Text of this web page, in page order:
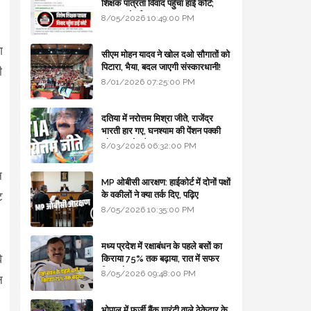
शिक्षक पात्रता विवाद पहुँचा हाई कोर्ट;
सरकार से माँगा जवाब
8/05/2026 10:49:00 PM
सीएम मोहन यादव ने खोल दओ सौगातों को
पिटारा, भैया, बदल जाएगी संस्कारधानी!
8/01/2026 07:25:00 PM
दतिया में नरोत्तम मिश्रा जीते, राजेंद्र
भारती हार गए, घनश्याम की पेंशन पक्की
और आशुतोष बैक टू...
8/03/2026 06:32:00 PM
MP ओबीसी आरक्षण: हाईकोर्ट में दोनों पक्षों
के वकीलों ने क्या तर्क दिए, पढ़िए
8/05/2026 10:35:00 PM
मध्य प्रदेश में रक्षाबंधन के पहले बसों का
किराया 75% तक बढ़ाया, रात में सफर
किया तो 10% एक्स्ट्रा
8/05/2026 09:48:00 PM